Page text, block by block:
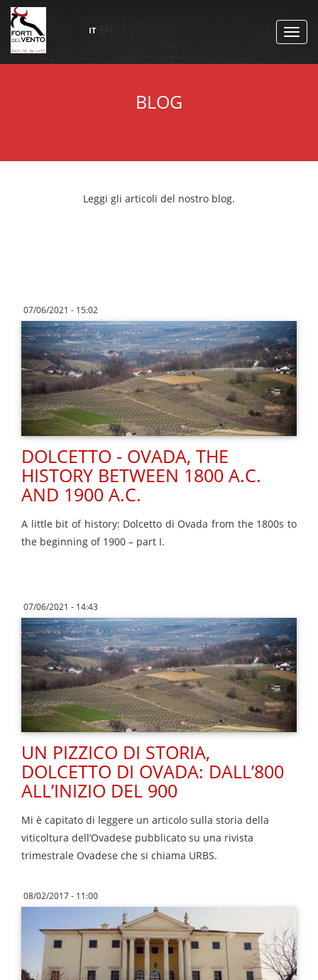
IT
BLOG
Leggi gli articoli del nostro blog.
07/06/2021 - 15:02
DOLCETTO - OVADA, THE
HISTORY BETWEEN 1800 A.C.
AND 1900 A.C.
A little bit of history: Dolcetto di Ovada from the 1800s to
the beginning of 1900 – part I.
07/06/2021 - 14:43
UN PIZZICO DI STORIA,
DOLCETTO DI OVADA: DALL’800
ALL’INIZIO DEL 900
Mi è capitato di leggere un articolo sulla storia della
viticoltura dell’Ovadese pubblicato su una rivista
trimestrale Ovadese che si chiama URBS.
08/02/2017 - 11:00